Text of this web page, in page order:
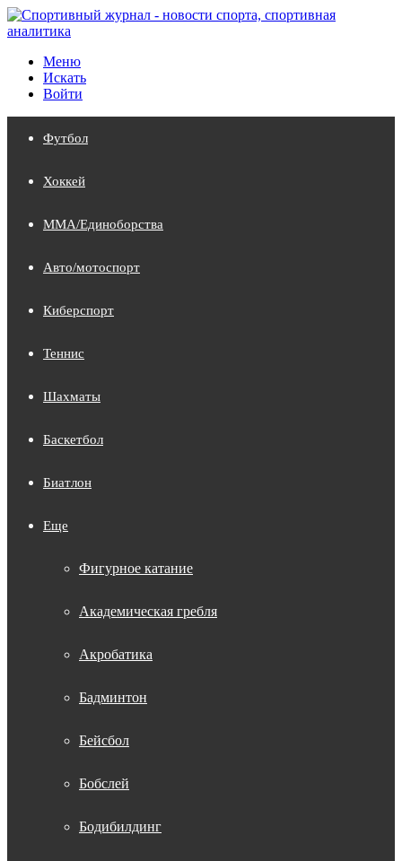
Меню
Искать
Войти
Футбол
Хоккей
MMA/Единоборства
Авто/мотоспорт
Киберспорт
Теннис
Шахматы
Баскетбол
Биатлон
Еще
Фигурное катание
Академическая гребля
Акробатика
Бадминтон
Бейсбол
Бобслей
Бодибилдинг